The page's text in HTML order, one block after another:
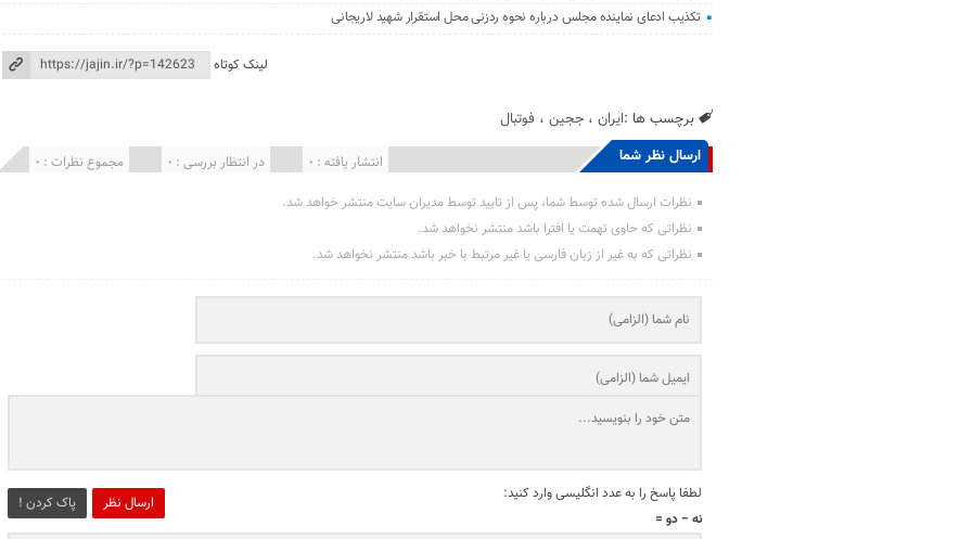
تکذیب ادعای نماینده مجلس درباره نحوه ردزنی محل استقرار شهید لاریجانی
لینک کوتاه
برچسب ها :ایران ،ججین ، فوتبال
ارسال نظر شما مجموع نظرات : 0 در انتظار بررسی : 0 انتشار یافته : 0
نظرات ارسال شده توسط شما، پس از تایید توسط مدیران سایت منتشر خواهد شد.
نظراتی که حاوی تهمت یا افترا باشد منتشر نخواهد شد.
نظراتی که به غیر از زبان فارسی یا غیر مرتبط با خبر باشد منتشر نخواهد شد.
ارسال نظر پاک کردن !
لطفا پاسخ را به عدد انگلیسی وارد کنید:
نه − دو =